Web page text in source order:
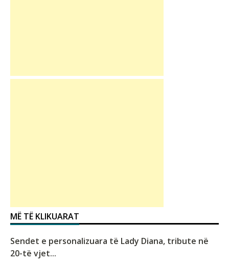
MË TË KLIKUARAT
Sendet e personalizuara të Lady Diana, tribute në
20-të vjet...